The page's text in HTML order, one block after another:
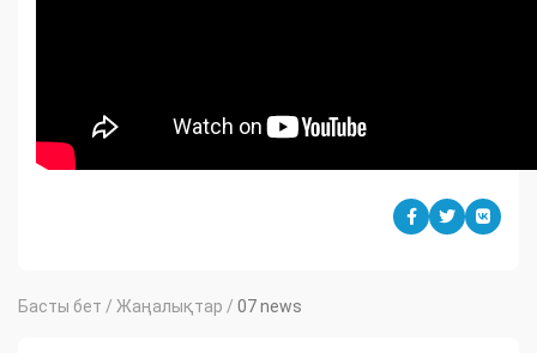
Басты бет / Жаңалықтар / 07 news